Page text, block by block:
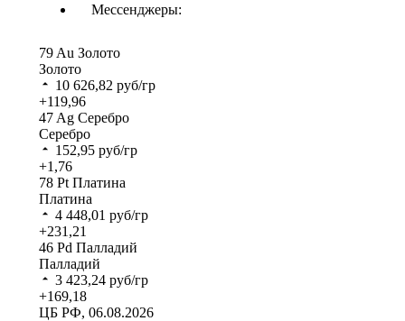
Мессенджеры:
79 Au Золото
Золото
10 626,82 руб/гр
+119,96
47 Ag Серебро
Серебро
152,95 руб/гр
+1,76
78 Pt Платина
Платина
4 448,01 руб/гр
+231,21
46 Pd Палладий
Палладий
3 423,24 руб/гр
+169,18
ЦБ РФ, 06.08.2026